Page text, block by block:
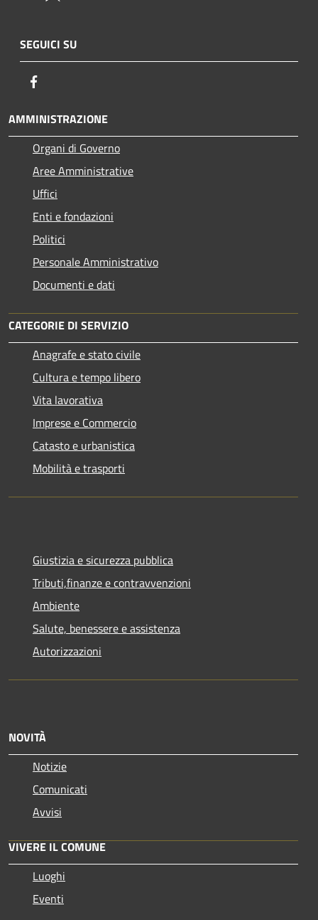
SEGUICI SU
AMMINISTRAZIONE
Organi di Governo
Aree Amministrative
Uffici
Enti e fondazioni
Politici
Personale Amministrativo
Documenti e dati
CATEGORIE DI SERVIZIO
Anagrafe e stato civile
Cultura e tempo libero
Vita lavorativa
Imprese e Commercio
Catasto e urbanistica
Mobilità e trasporti
Giustizia e sicurezza pubblica
Tributi,finanze e contravvenzioni
Ambiente
Salute, benessere e assistenza
Autorizzazioni
NOVITÀ
Notizie
Comunicati
Avvisi
VIVERE IL COMUNE
Luoghi
Eventi